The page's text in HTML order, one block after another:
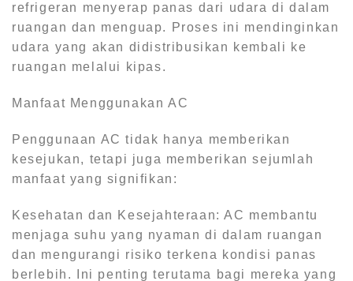
refrigeran menyerap panas dari udara di dalam
ruangan dan menguap. Proses ini mendinginkan
udara yang akan didistribusikan kembali ke
ruangan melalui kipas.
Manfaat Menggunakan AC
Penggunaan AC tidak hanya memberikan
kesejukan, tetapi juga memberikan sejumlah
manfaat yang signifikan:
Kesehatan dan Kesejahteraan: AC membantu
menjaga suhu yang nyaman di dalam ruangan
dan mengurangi risiko terkena kondisi panas
berlebih. Ini penting terutama bagi mereka yang